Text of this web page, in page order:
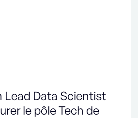
Lead Data Scientist
le pôle Tech de